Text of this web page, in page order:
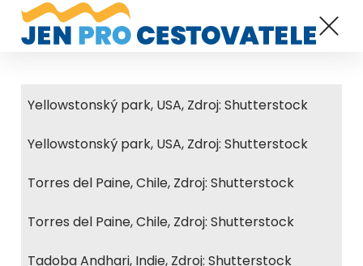
Yellowstonský park, USA, Zdroj: Shutterstock
Yellowstonský park, USA, Zdroj: Shutterstock
Torres del Paine, Chile, Zdroj: Shutterstock
Torres del Paine, Chile, Zdroj: Shutterstock
Tadoba Andhari, Indie, Zdroj: Shutterstock